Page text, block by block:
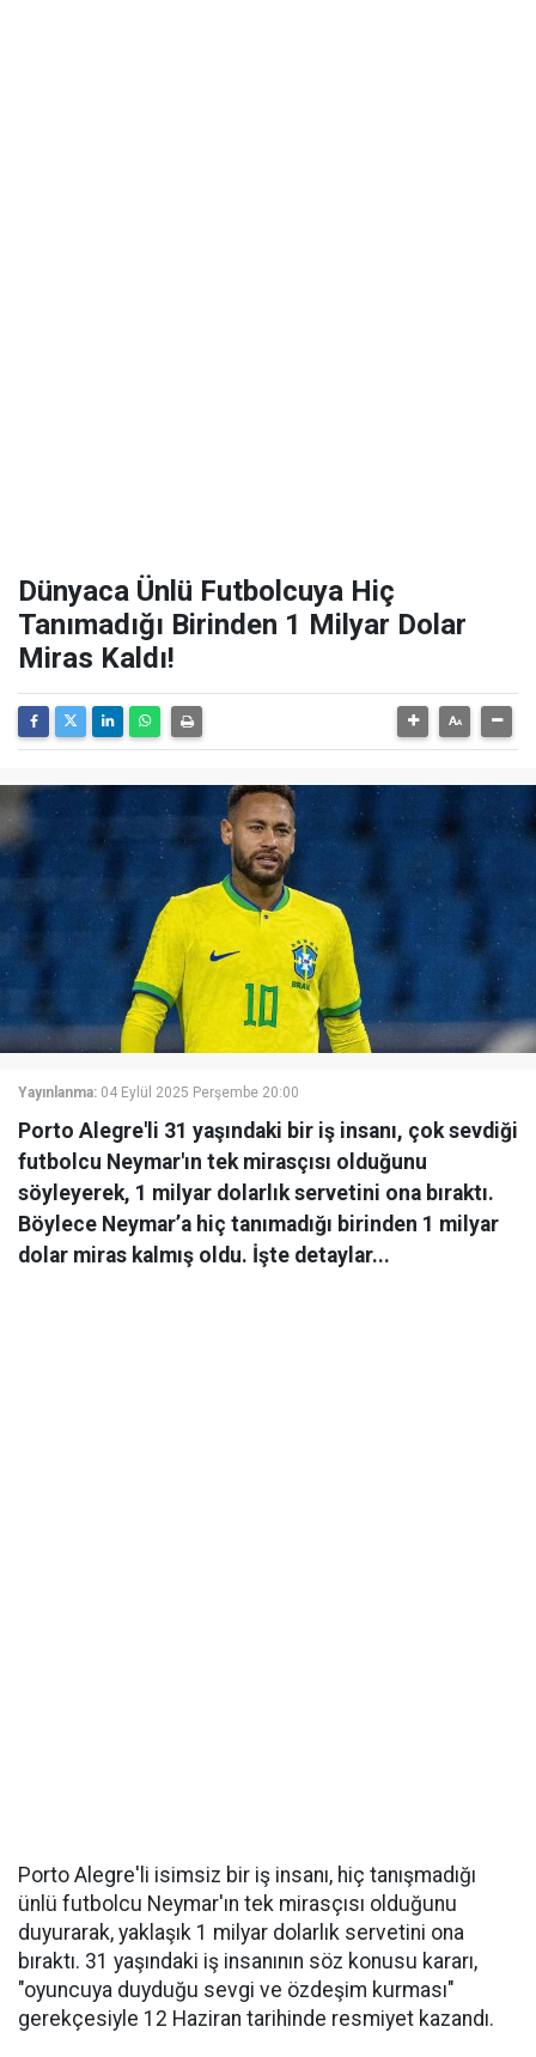
Dünyaca Ünlü Futbolcuya Hiç
Tanımadığı Birinden 1 Milyar Dolar
Miras Kaldı!
Yayınlanma: 04 Eylül 2025 Perşembe 20:00
Porto Alegre'li 31 yaşındaki bir iş insanı, çok sevdiği
futbolcu Neymar'ın tek mirasçısı olduğunu
söyleyerek, 1 milyar dolarlık servetini ona bıraktı.
Böylece Neymar’a hiç tanımadığı birinden 1 milyar
dolar miras kalmış oldu. İşte detaylar...
Porto Alegre'li isimsiz bir iş insanı, hiç tanışmadığı
ünlü futbolcu Neymar'ın tek mirasçısı olduğunu
duyurarak, yaklaşık 1 milyar dolarlık servetini ona
bıraktı. 31 yaşındaki iş insanının söz konusu kararı,
"oyuncuya duyduğu sevgi ve özdeşim kurması"
gerekçesiyle 12 Haziran tarihinde resmiyet kazandı.